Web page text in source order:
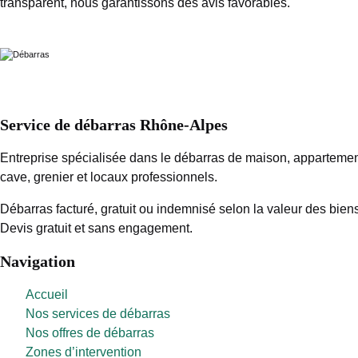
transparent, nous garantissons des avis favorables.
Service de débarras Rhône-Alpes
Entreprise spécialisée dans le débarras de maison,
cave, grenier et locaux professionnels.
Débarras facturé, gratuit ou indemnisé selon la valeur des
Devis gratuit et sans engagement.
Navigation
Accueil
Nos services de débarras
Nos offres de débarras
Zones d’intervention